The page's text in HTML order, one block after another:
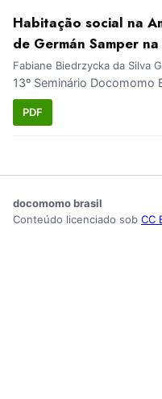
Habitação social na
de Germán Samper
Fabiane Biedrzycka da Silva
13º Seminário Docomomo
PDF
docomomo brasil
Conteúdo licenciado sob CC